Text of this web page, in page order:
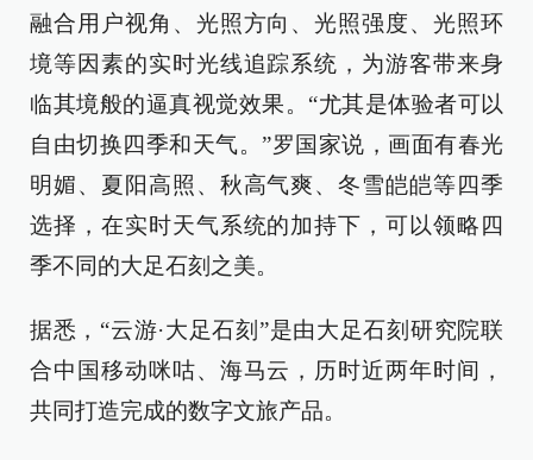
融合用户视角、光照方向、光照强度、光照环
境等因素的实时光线追踪系统，为游客带来身
临其境般的逼真视觉效果。“尤其是体验者可以
自由切换四季和天气。”罗国家说，画面有春光
明媚、夏阳高照、秋高气爽、冬雪皑皑等四季
选择，在实时天气系统的加持下，可以领略四
季不同的大足石刻之美。
据悉，“云游·大足石刻”是由大足石刻研究院联
合中国移动咪咕、海马云，历时近两年时间，
共同打造完成的数字文旅产品。